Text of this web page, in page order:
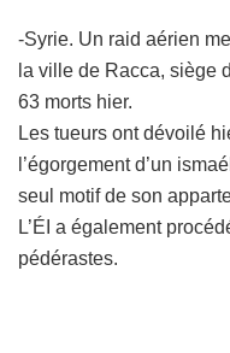
-Syrie. Un raid aérien
la ville de Racca, siège
63 morts hier.
Les tueurs ont dévoilé
l’égorgement d’un
seul motif de son
L’ÉI a également
pédérastes.